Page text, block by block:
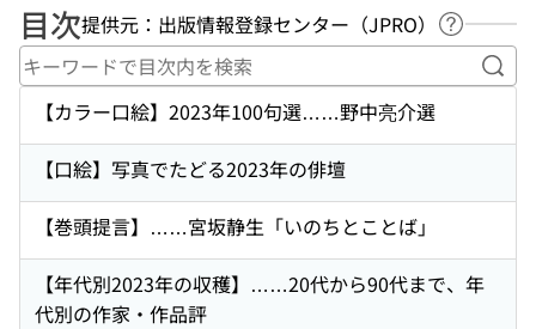
目次提供元：出版情報登録センター（JPRO）
ヘルプペ
キ
【カラー口絵】2023年100句選……野中亮介選
【口絵】写真でたどる2023年の俳壇
【巻頭提言】……宮坂静生「いのちとことば」
【年代別2023年の収穫】……20代から90代まで、年
代別の作家・作品評